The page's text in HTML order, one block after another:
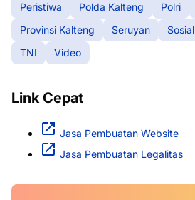
Peristiwa
Polda Kalteng Polri
Provinsi Kalteng
Seruyan Sosial
TNI
Video
Link Cepat
Jasa Pembuatan Website
Jasa Pembuatan Legalitas